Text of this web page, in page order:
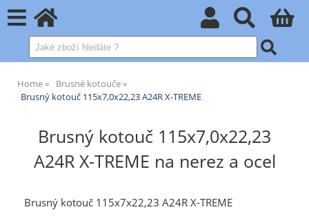
Home
Brusné kotouče
Brusný kotouč 115x7,0x22,23 A24R X-TREME
Brusný kotouč 115x7,0x22,23
A24R X-TREME na nerez a ocel
Brusný kotouč 115x7x22,23 A24R X-TREME